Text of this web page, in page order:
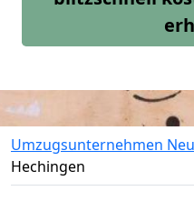
Umzugsunternehmen
Hechingen